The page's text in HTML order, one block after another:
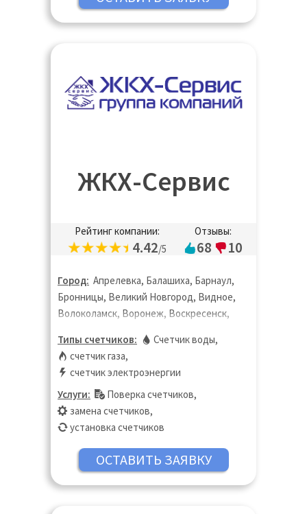
Зуево, Подольск, Пушкино, Сергиев
Посад, Серпухов, Талдом, Чехов,
ЖКХ-Сервис
Рейтинг компании:
4.42/5
Отзывы:
68 10
Город: Апрелевка, Балашиха, Барнаул,
Бронницы, Великий Новгород, Видное,
Волоколамск, Воронеж, Воскресенск,
Долгопрудный, Домодедово, Дубна,
Жуковский, Зарайск, Звенигород,
Ивантеевка, Истра, Калуга, Кашира,
Кинешма, Клин, Коломна, Королёв,
Кострома, Котельники, Красноармейск,
Красногорск, Краснодар, Краснодар,
Липецк, Лобня, Лосино-Петровский,
Луховицы, Лыткарино, Люберцы,
Можайск, Москва, Московская область,
Типы счетчиков: Счетчик воды,
счетчик газа,
счетчик электроэнергии
Услуги:
Поверка счетчиков,
замена счетчиков,
установка счетчиков